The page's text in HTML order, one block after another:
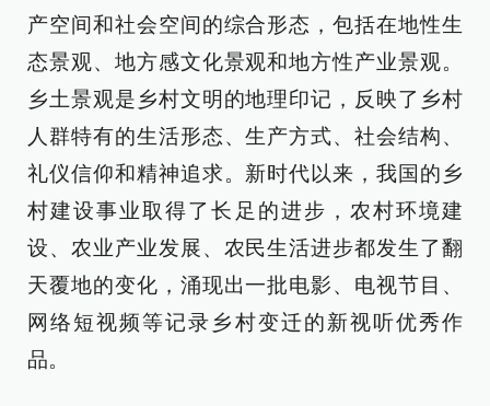
产空间和社会空间的综合形态，包括在地性生
态景观、地方感文化景观和地方性产业景观。
乡土景观是乡村文明的地理印记，反映了乡村
人群特有的生活形态、生产方式、社会结构、
礼仪信仰和精神追求。新时代以来，我国的乡
村建设事业取得了长足的进步，农村环境建
设、农业产业发展、农民生活进步都发生了翻
天覆地的变化，涌现出一批电影、电视节目、
网络短视频等记录乡村变迁的新视听优秀作
品。